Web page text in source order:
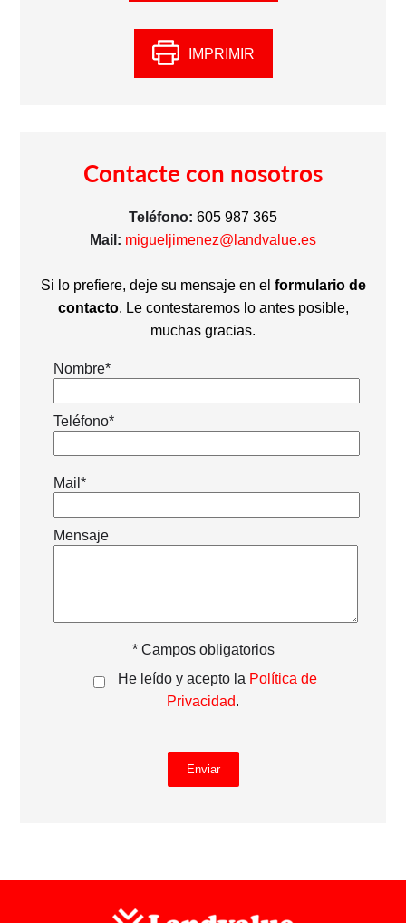
IMPRIMIR
Contacte con nosotros
Teléfono: 605 987 365
Mail: migueljimenez@landvalue.es
Si lo prefiere, deje su mensaje en el formulario de
contacto. Le contestaremos lo antes posible,
muchas gracias.
Nombre*
Teléfono*
Mail*
Mensaje
* Campos obligatorios
He leído y acepto la Política de
Privacidad.
Enviar